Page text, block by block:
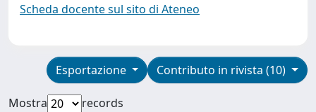
Scheda docente sul sito di Ateneo
Contributo in rivista (10)
Esportazione
Mostra
records